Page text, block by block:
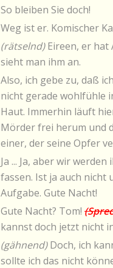
So bleiben Sie doch!
Weg ist er. Komischer
(rätselnd)Eireen, er hat
sieht man ihm an.
Also, ich gebe zu, daß
nicht gerade wohlfühle
Haut. Immerhin läuft
Mörder frei herum und
einer, der seine Opfer
Ja ... Ja, aber wir werden
fassen. Ist ja auch nicht
Aufgabe. Gute Nacht!
Gute Nacht? Tom!
kannst doch jetzt nicht
(gähnend)Doch, ich
sollte ich das nicht